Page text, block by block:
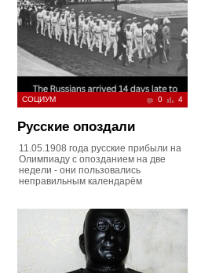
СОЦИУМ 0 4
Русские опоздали
11.05.1908 года русские прибыли на
Олимпиаду с опозданием на две
недели - они пользовались
неправильным календарём